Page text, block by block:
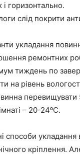
і горизонтально.
слід покрити
укладання
ремонтних
тиждень по
на рівень
перевищувати
– 20-24ᵒС.
способи
кріплення.